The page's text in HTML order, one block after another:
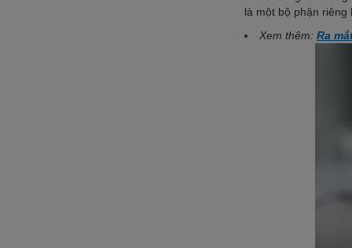
là một bộ phận
Xem thêm: Ra